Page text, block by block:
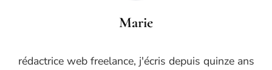
Marie
rédactrice web freelance, j'écris depuis quinze ans